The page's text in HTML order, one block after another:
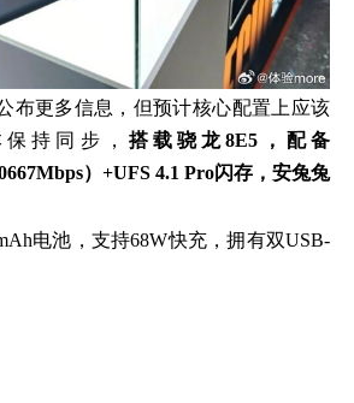
布更多信息，但预计核心配置上应该
持同步， 搭载骁龙8E5，配备
）+UFS 4.1 Pro闪存，安兔兔
电池，支持68W快充，拥有双USB-